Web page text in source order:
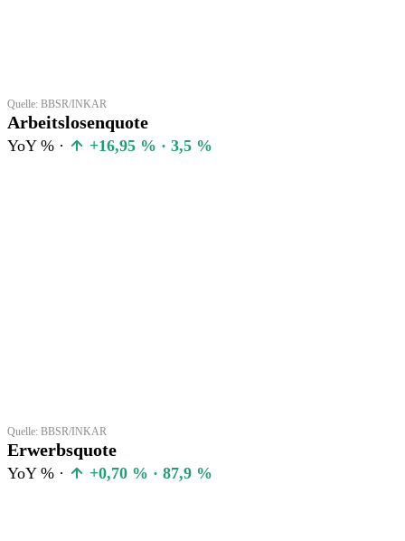
Quelle: BBSR/INKAR
Arbeitslosenquote
YoY % · +16,95 % · 3,5 %
Quelle: BBSR/INKAR
Erwerbsquote
YoY % · +0,70 % · 87,9 %